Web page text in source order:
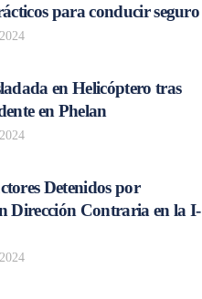
para conducir seguro
en Helicóptero tras
en Phelan
Detenidos por
Dirección Contraria en la I-